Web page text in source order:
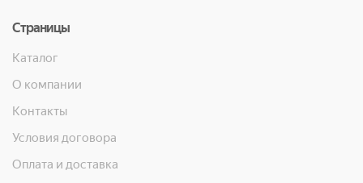
Страницы
Каталог
О компании
Контакты
Условия договора
Оплата и доставка